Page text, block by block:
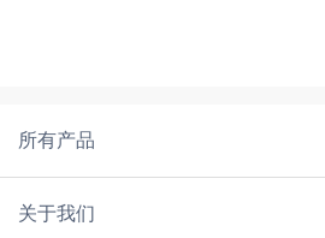
所有产品
关于我们